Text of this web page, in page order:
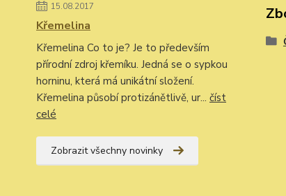
15.08.2017
Křemelina
Křemelina Co to je? Je to především
přírodní zdroj křemíku. Jedná se o sypkou
horninu, která má unikátní složení.
Křemelina působí protizánětlivě, ur... číst
celé
Zobrazit všechny novinky